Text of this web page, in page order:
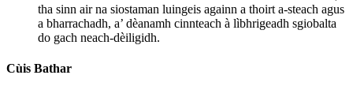
tha sinn air na siostaman luingeis againn a thoirt a-steach agus
a bharrachadh, a’ dèanamh cinnteach à lìbhrigeadh sgiobalta
do gach neach-dèiligidh.
Cùis Bathar